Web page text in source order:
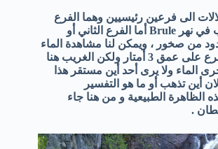
الى فرعين رئيسيين وهما الفرع
الأول أو الشرقي يصب في نهر Brule أما الفرع الثاني أو
من صخور ، ويمكن لنا مشاهدة الماء
الذي يصب في هذا الفرع على عمق 3 أمتار ولكن الغريب هنا
الماء ولا يرى أحد أين مستقر هذا
أين تذهب أو ما هو التفسير
الظاهرة الطبيعية و من هنا جاء
.